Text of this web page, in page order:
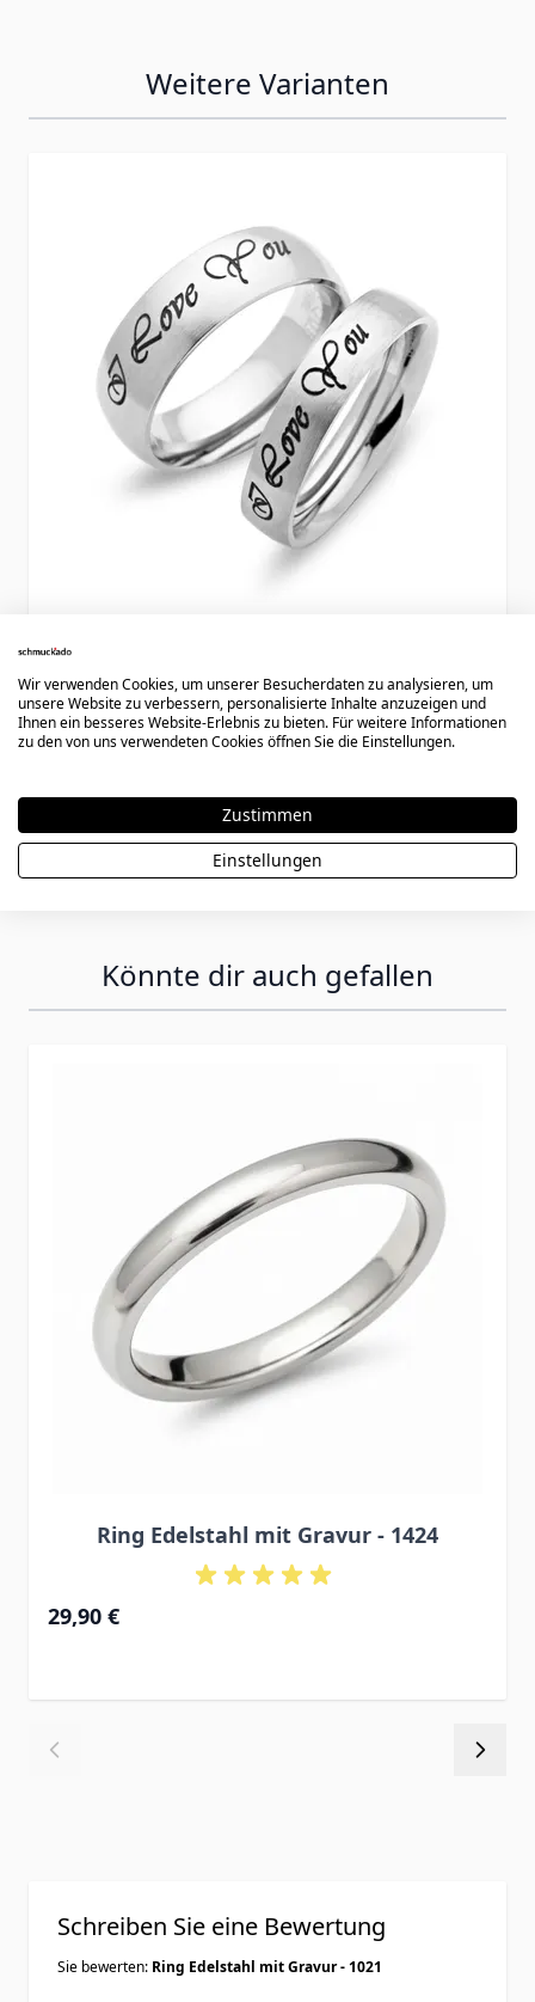
Weitere Varianten
59,90 €
Könnte dir auch gefallen
Ring Edelstahl mit Gravur - 1424
29,90 €
Schreiben Sie eine Bewertung
Sie bewerten: Ring Edelstahl mit Gravur - 1021
Wir verwenden Cookies, um unserer Besucherdaten zu analysieren, um
unsere Website zu verbessern, personalisierte Inhalte anzuzeigen und
Ihnen ein besseres Website-Erlebnis zu bieten. Für weitere Informationen
zu den von uns verwendeten Cookies öffnen Sie die Einstellungen.
Zustimmen
Einstellungen